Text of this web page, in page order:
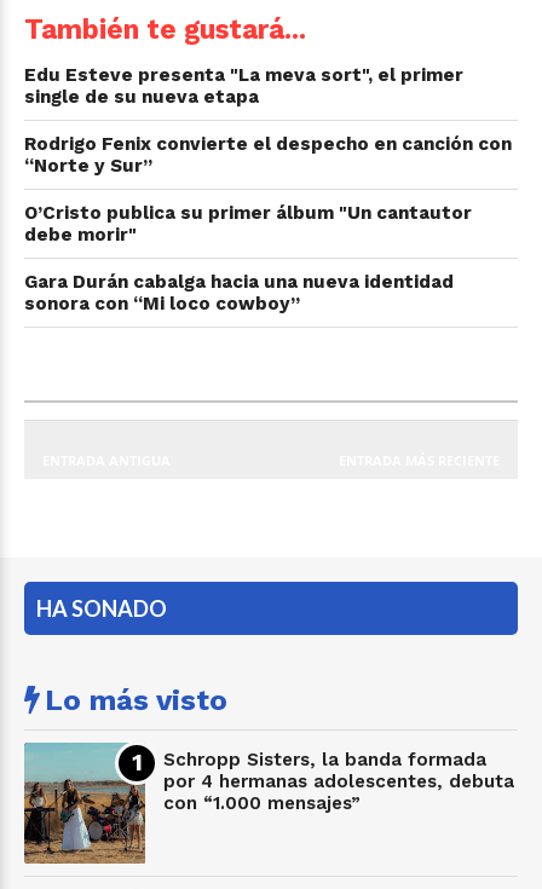
También te gustará...
Edu Esteve presenta "La meva sort", el primer
single de su nueva etapa
Rodrigo Fenix convierte el despecho en canción con
“Norte y Sur”
O’Cristo publica su primer álbum "Un cantautor
debe morir"
Gara Durán cabalga hacia una nueva identidad
sonora con “Mi loco cowboy”
HA SONADO
Lo más visto
Schropp Sisters, la banda formada
por 4 hermanas adolescentes, debuta
con “1.000 mensajes”